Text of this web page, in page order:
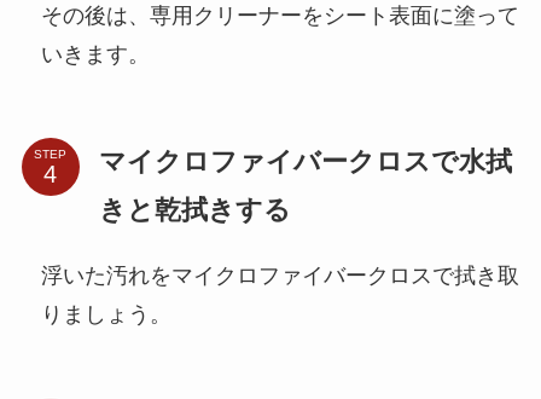
その後は、専用クリーナーをシート表面に塗って
いきます。
STEP
マイクロファイバークロスで水拭
きと乾拭きする
浮いた汚れをマイクロファイバークロスで拭き取
りましょう。